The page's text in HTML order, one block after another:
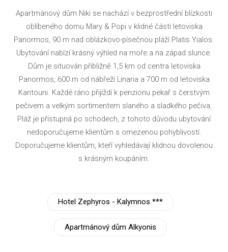
Apartmánový dům Niki se nachází v bezprostřední blízkosti
oblíbeného domu Mary & Popi v klidné části letoviska
Panormos, 90 m nad oblázkovo-písečnou pláží Platis Yialos.
Ubytování nabízí krásný výhled na moře a na západ slunce.
Dům je situován přibližně 1,5 km od centra letoviska
Panormos, 600 m od nábřeží Linaria a 700 m od letoviska
Kantouni. Každé ráno přijíždí k penzionu pekař s čerstvým
pečivem a velkým sortimentem slaného a sladkého pečiva.
Pláž je přístupná po schodech, z tohoto důvodu ubytování
nedoporučujeme klientům s omezenou pohyblivostí.
Doporučujeme klientům, kteří vyhledávají klidnou dovolenou
s krásným koupáním.
Hotel Zephyros - Kalymnos ***
Apartmánový dům Alkyonis